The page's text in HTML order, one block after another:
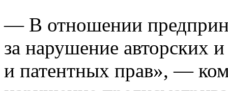
— В отношении
за нарушение авторских
и патентных прав», —